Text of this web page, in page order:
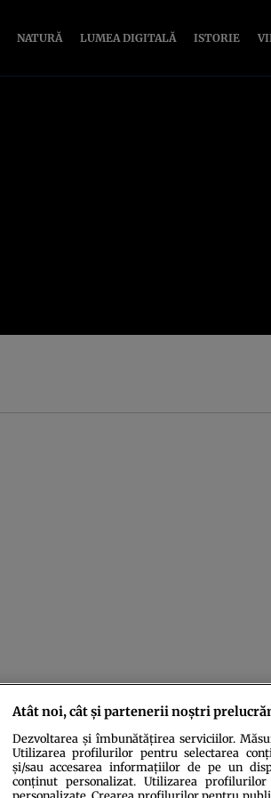
NATURĂ LUMEA DIGITALĂ ISTORIE
Atât noi, cât și partenerii noștri
Dezvoltarea și îmbunătățirea serviciilor.
Utilizarea profilurilor pentru selectarea
și/sau accesarea informațiilor de pe un
conținut personalizat. Utilizarea
personalizate. Crearea profilurilor pentru